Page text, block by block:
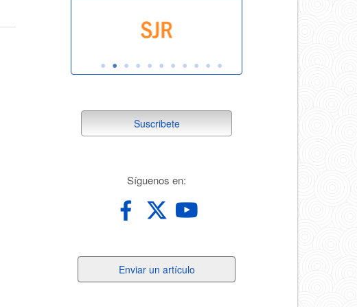
suscribete
Suscribete
Síguenos en:
un
Enviar un artículo